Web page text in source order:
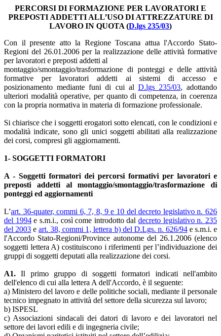
PERCORSI DI FORMAZIONE PER LAVORATORI E
PREPOSTI ADDETTI ALL’USO DI ATTREZZATURE DI
LAVORO IN QUOTA (D.lgs 235/03)
Con il presente atto la Regione Toscana attua l'Accordo Stato-
Regioni del 26.01.2006 per la realizzazione delle attività formative
per lavoratori e preposti addetti al
montaggio/smontaggio/trasformazione di ponteggi e delle attività
formative per lavoratori addetti ai sistemi di accesso e
posizionamento mediante funi di cui al D.lgs 235/03, adottando
ulteriori modalità operative, per quanto di competenza, in coerenza
con la propria normativa in materia di formazione professionale.
Si chiarisce che i soggetti erogatori sotto elencati, con le condizioni e
modalità indicate, sono gli unici soggetti abilitati alla realizzazione
dei corsi, compresi gli aggiornamenti.
1- SOGGETTI FORMATORI
A - Soggetti formatori dei percorsi formativi per lavoratori e
preposti addetti al montaggio/smontaggio/trasformazione di
ponteggi ed aggiornamenti
L’art. 36-quater, commi 6, 7, 8, 9 e 10 del decreto legislativo n. 626
del 1994e s.m.i., così come introdotto daldecreto legislativo n. 235
del 2003 eart. 38, commi 1, lettera b) del D.Lgs. n. 626/94e s.m.i. e
l'Accordo Stato-Regioni/Province autonome del 26.1.2006 (elenco
soggetti lettera A) costituiscono i riferimenti per l’individuazione dei
gruppi di soggetti deputati alla realizzazione dei corsi.
A1. Il primo gruppo di soggetti formatori indicati nell'ambito
dell'elenco di cui alla lettera A dell'Accordo, è il seguente:
a) Ministero del lavoro e delle politiche sociali, mediante il personale
tecnico impegnato in attività del settore della sicurezza sul lavoro;
b) ISPESL
c) Associazioni sindacali dei datori di lavoro e dei lavoratori nel
settore dei lavori edili e di ingegneria civile;